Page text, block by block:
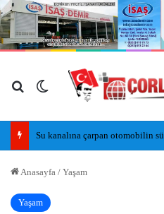
Arama yap ...
Dış görünümü değiştir
Su kanalına çarpan otomobilin
Anasayfa / Yaşam
Yaşam